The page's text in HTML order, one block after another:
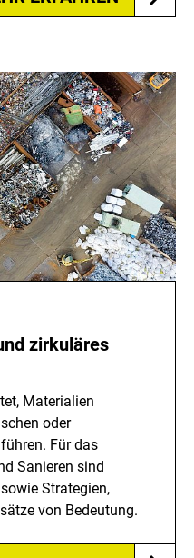
zirkuläres
Materialien
oder
Für das
Sanieren sind
Strategien,
von Bedeutung.